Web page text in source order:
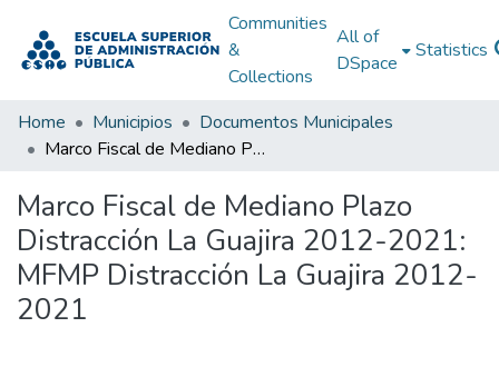
Communities
&
Collections
All of
DSpace
Statistics
Home Municipios
Documentos Municipales
Marco Fiscal de Mediano Plazo Distracción La Guajira 2012-2021: MFMP Distracción La Guajira 2012-2021
Marco Fiscal de Mediano Plazo
Distracción La Guajira 2012-2021:
MFMP Distracción La Guajira 2012-
2021